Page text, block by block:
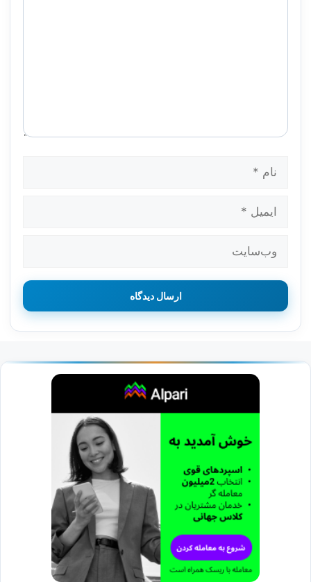
ایمیل
وب‌سایت